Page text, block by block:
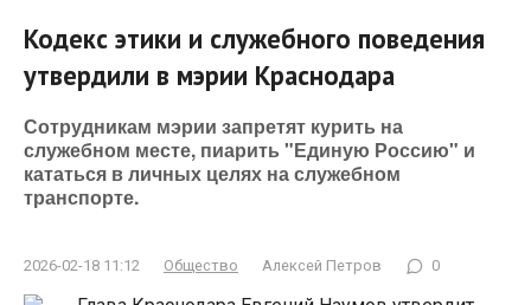
Кодекс этики и служебного поведения
утвердили в мэрии Краснодара
Сотрудникам мэрии запретят курить на
служебном месте, пиарить "Единую Россию" и
кататься в личных целях на служебном
транспорте.
2026-02-18 11:12 Общество Алексей Петров 0